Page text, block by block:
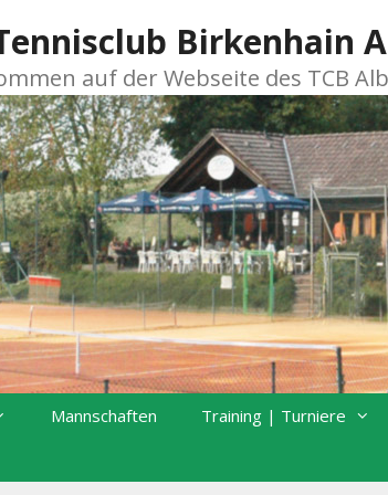
Birkenhain
auf der Webseite des TCB
Mannschaften Training | Turniere